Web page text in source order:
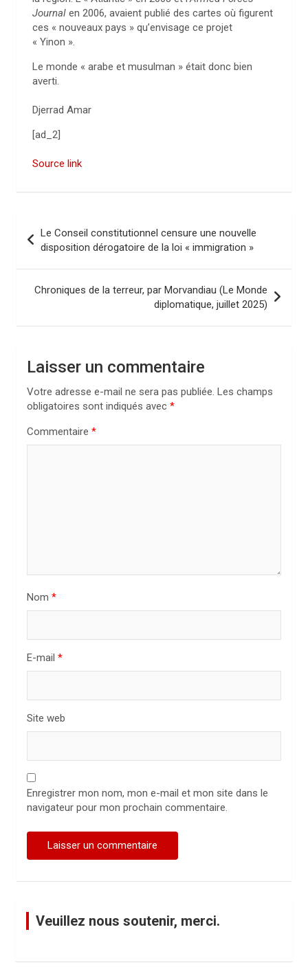
Journal en 2006, avaient publié des cartes où figurent
ces « nouveaux pays » qu’envisage ce projet
« Yinon ».
Le monde « arabe et musulman » était donc bien
averti.
Djerrad Amar
[ad_2]
Source link
v
a
Le Conseil constitutionnel censure une nouvelle
disposition dérogatoire de la loi « immigration »
Chroniques de la terreur, par Morvandiau (Le Monde
diplomatique, juillet 2025)
Laisser un commentaire
Votre adresse e-mail ne sera pas publiée. Les champs
obligatoires sont indiqués avec *
Commentaire *
Nom *
E-mail *
Site web
Enregistrer mon nom, mon e-mail et mon site dans le
navigateur pour mon prochain commentaire.
Veuillez nous soutenir, merci.